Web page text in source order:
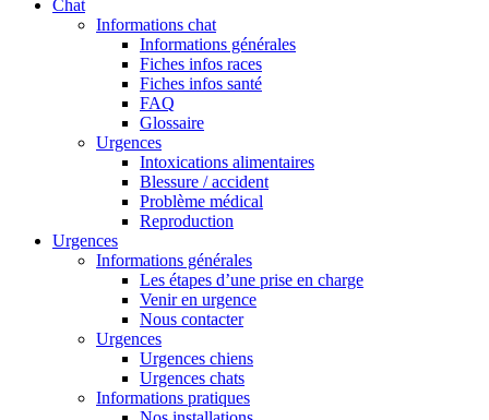
Chat
Informations chat
Informations générales
Fiches infos races
Fiches infos santé
FAQ
Glossaire
Urgences
Intoxications alimentaires
Blessure / accident
Problème médical
Reproduction
Urgences
Informations générales
Les étapes d’une prise en charge
Venir en urgence
Nous contacter
Urgences
Urgences chiens
Urgences chats
Informations pratiques